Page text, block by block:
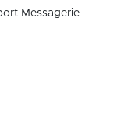
Messagerie